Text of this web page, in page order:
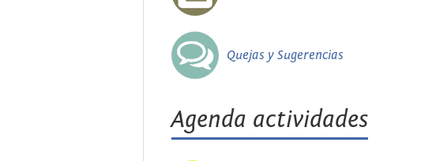
Quejas y Sugerencias
Agenda actividades